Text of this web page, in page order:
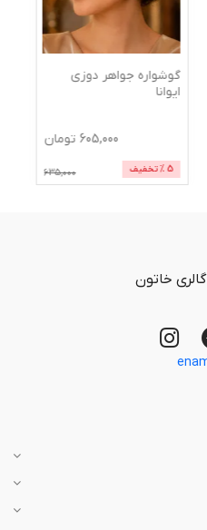
گوشواره جواهر دوزی
ایوانا
605,000 تومان
% تخفیف 635,000
گالری خاتون